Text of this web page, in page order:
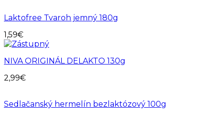
Laktofree Tvaroh jemný 180g
1,59€
NIVA ORIGINÁL DELAKTO 130g
2,99€
Sedlačanský hermelín bezlaktózový 100g